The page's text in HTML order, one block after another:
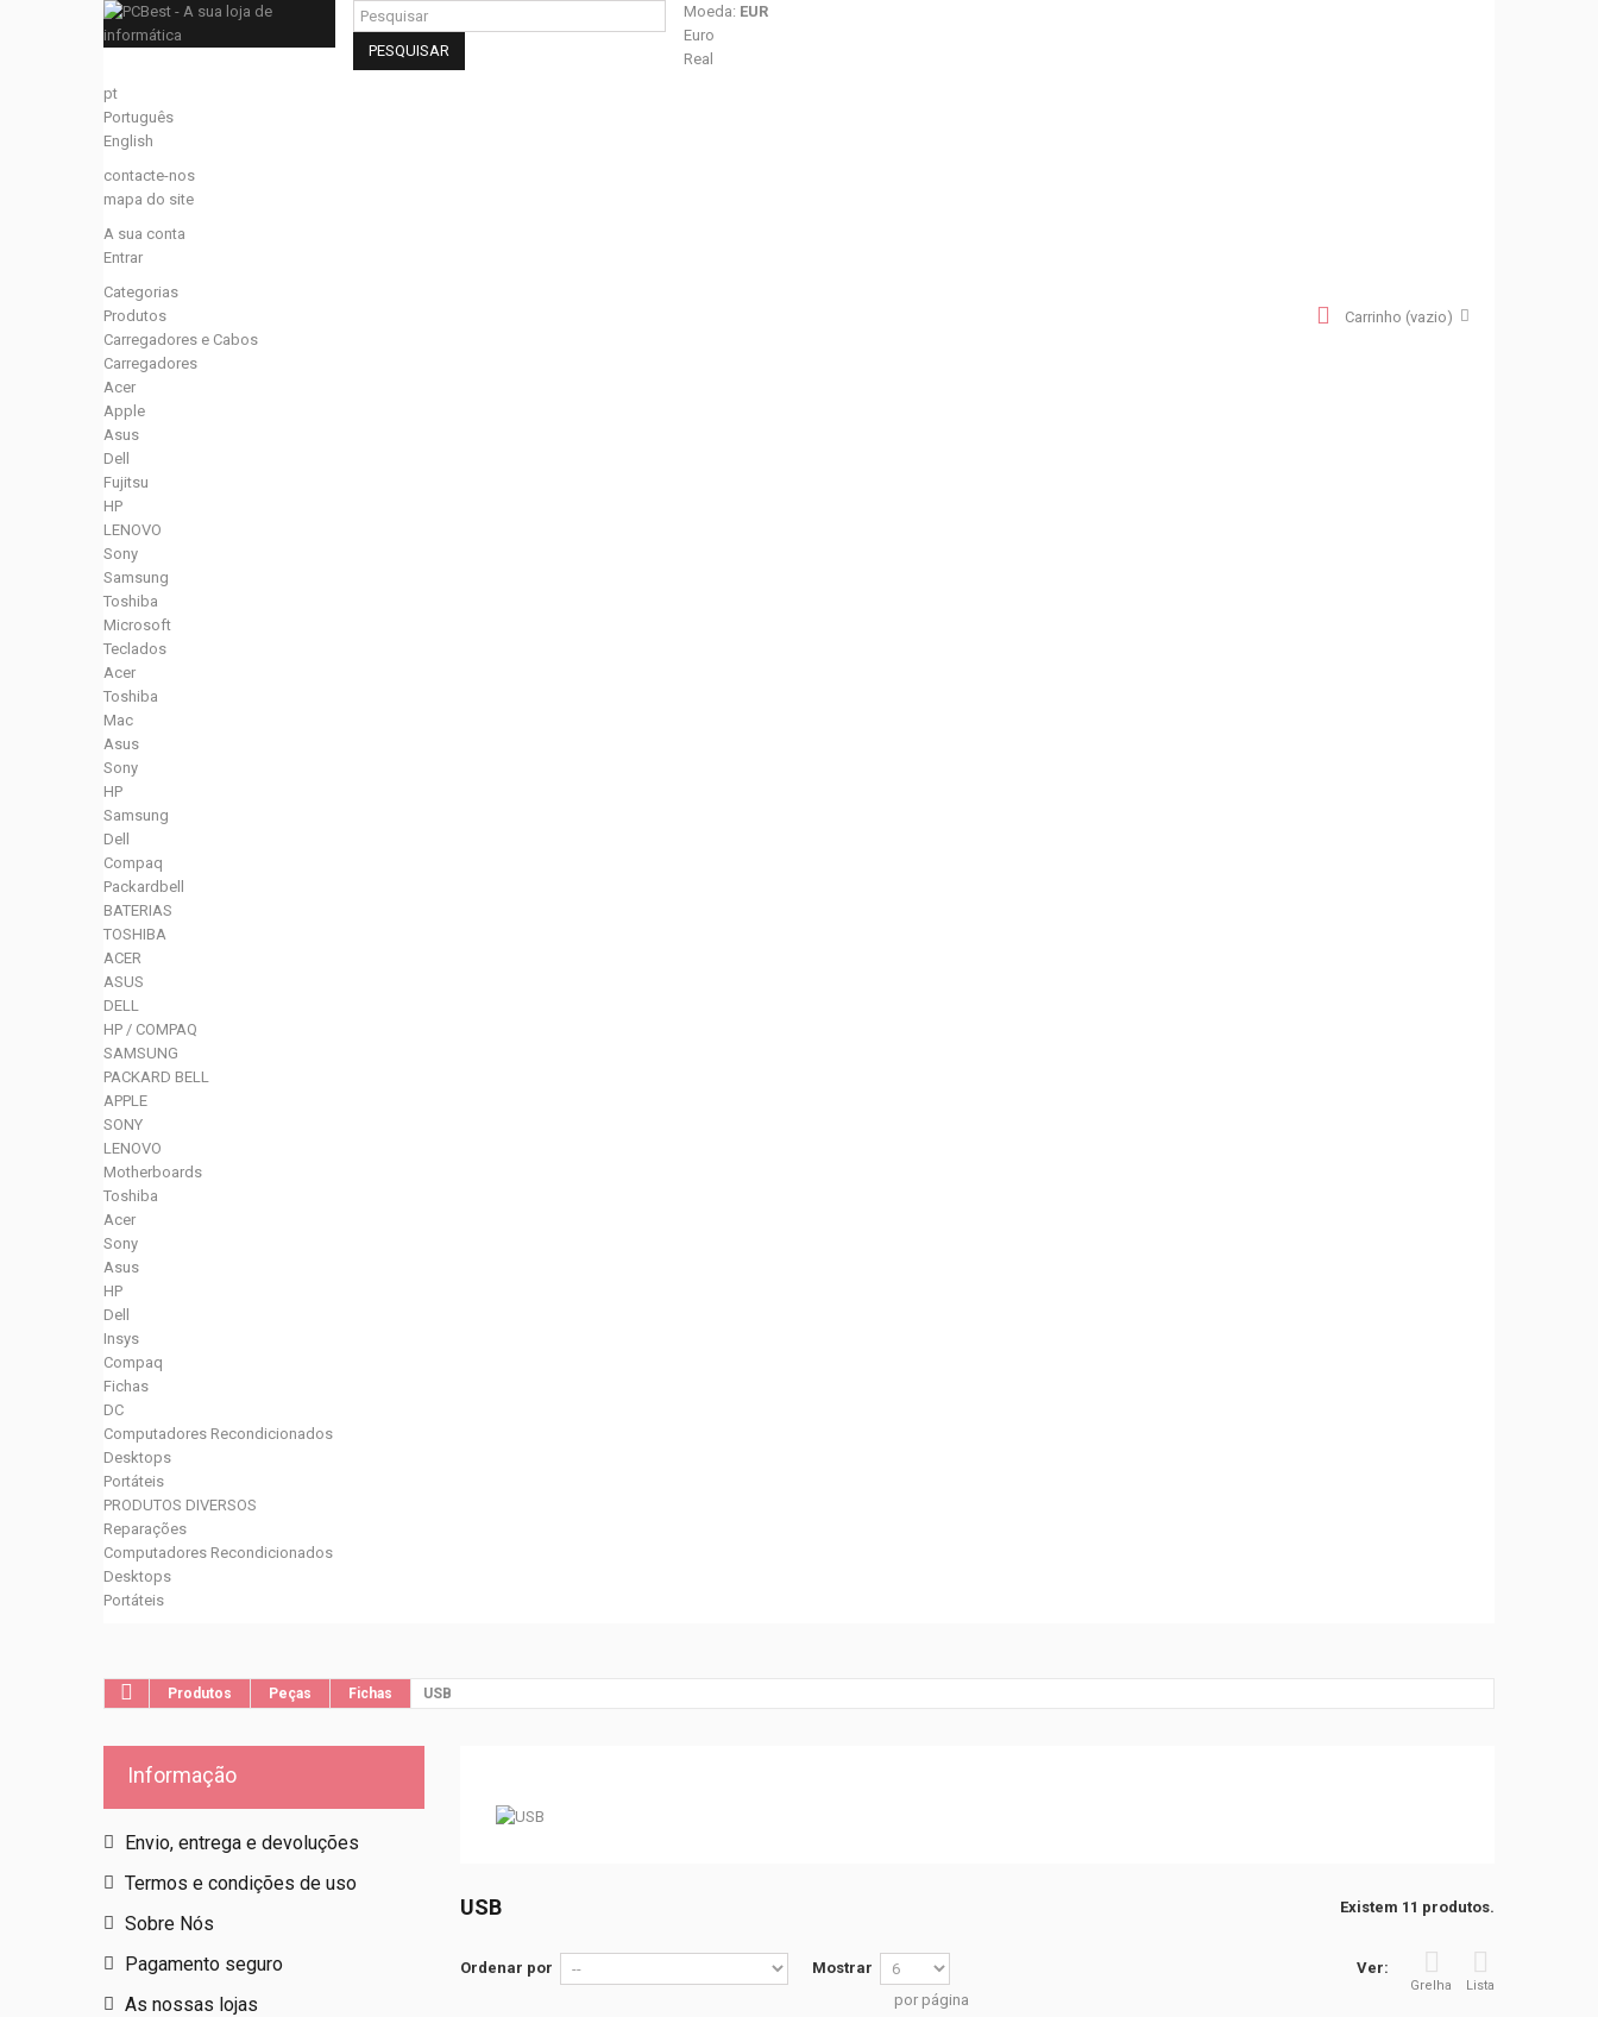
PESQUISAR
Moeda: EUR
Euro
Real
pt
Português
English
contacte-nos
mapa do site
A sua conta
Entrar
Carrinho (vazio)
Categorias
Produtos
Carregadores e Cabos
Carregadores
Acer
Apple
Asus
Dell
Fujitsu
HP
LENOVO
Sony
Samsung
Toshiba
Microsoft
Teclados
Acer
Toshiba
Mac
Asus
Sony
HP
Samsung
Dell
Compaq
Packardbell
BATERIAS
TOSHIBA
ACER
ASUS
DELL
HP / COMPAQ
SAMSUNG
PACKARD BELL
APPLE
SONY
LENOVO
Motherboards
Toshiba
Acer
Sony
Asus
HP
Dell
Insys
Compaq
Fichas
DC
Computadores Recondicionados
Desktops
Portáteis
PRODUTOS DIVERSOS
Reparações
Computadores Recondicionados
Desktops
Portáteis
Produtos Peças Fichas USB
Informação
Envio, entrega e devoluções
Termos e condições de uso
Sobre Nós
Pagamento seguro
As nossas lojas
USB Existem 11 produtos.
Ver:
Grelha Lista
Ordenar por
Mostrar
por página